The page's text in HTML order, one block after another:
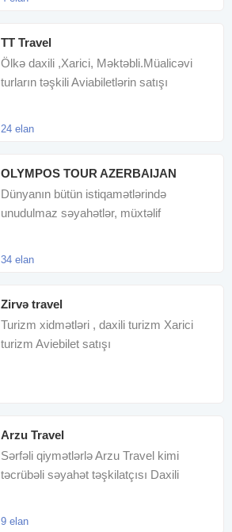
TT Travel
Ölkə daxili ,Xarici, Məktəbli.Müalicəvi
turların təşkili Aviabiletlərin satışı
24 elan
OLYMPOS TOUR AZERBAIJAN
Dünyanın bütün istiqamətlərində
unudulmaz səyahətlər, müxtəlif
34 elan
Zirvə travel
Turizm xidmətləri , daxili turizm Xarici
turizm Aviebilet satışı
Arzu Travel
Sərfəli qiymətlərlə Arzu Travel kimi
təcrübəli səyahət təşkilatçısı Daxili
9 elan